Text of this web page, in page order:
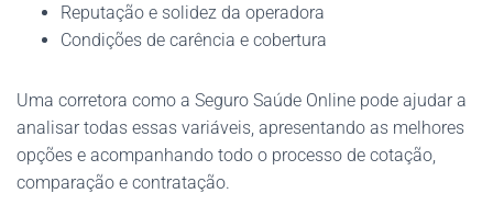
Reputação e solidez da operadora
Condições de carência e cobertura
Uma corretora como a Seguro Saúde Online pode ajudar a
analisar todas essas variáveis, apresentando as melhores
opções e acompanhando todo o processo de cotação,
comparação e contratação.